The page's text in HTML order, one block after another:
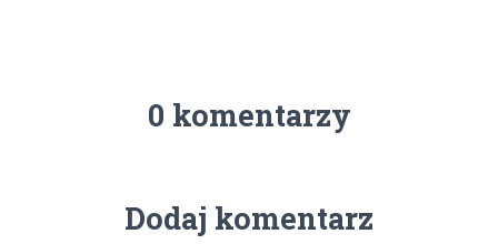
0 komentarzy
Dodaj komentarz